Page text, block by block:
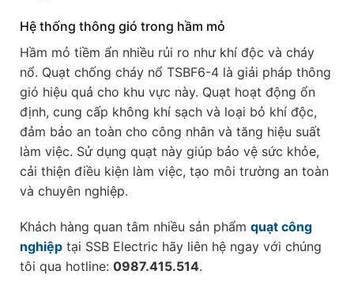
Hệ thống thông gió trong hầm mỏ
Hầm mỏ tiềm ẩn nhiều rủi ro như khí độc và cháy
nổ. Quạt chống cháy nổ TSBF6-4 là giải pháp thông
gió hiệu quả cho khu vực này. Quạt hoạt động ổn
định, cung cấp không khí sạch và loại bỏ khí độc,
đảm bảo an toàn cho công nhân và tăng hiệu suất
làm việc. Sử dụng quạt này giúp bảo vệ sức khỏe,
cải thiện điều kiện làm việc, tạo môi trường an toàn
và chuyên nghiệp.
Khách hàng quan tâm nhiều sản phẩm quạt công
nghiệp tại SSB Electric hãy liên hệ ngay với chúng
tôi qua hotline: 0987.415.514.